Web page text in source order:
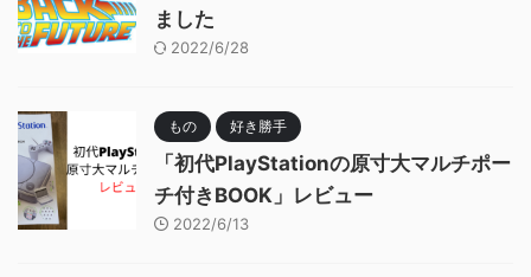
ました
2022/6/28
もの 好き勝手
「初代PlayStationの原寸大マルチポー
チ付きBOOK」レビュー
2022/6/13